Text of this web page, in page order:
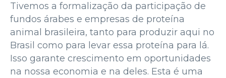
Tivemos a formalização da participação de
fundos árabes e empresas de proteína
animal brasileira, tanto para produzir aqui no
Brasil como para levar essa proteína para lá.
Isso garante crescimento em oportunidades
na nossa economia e na deles. Esta é uma